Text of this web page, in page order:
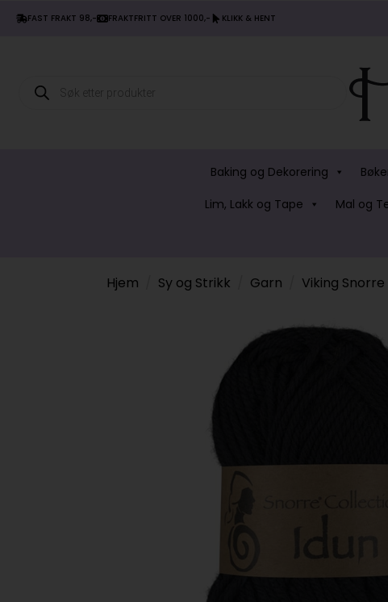
FAST FRAKT 98,- FRAKTFRITT OVER 1000,- KLIKK & HENT
Products
search
Baking og Dekorering
Lim, Lakk og Tape
Mal og
Hjem Sy og Strikk Garn Viking